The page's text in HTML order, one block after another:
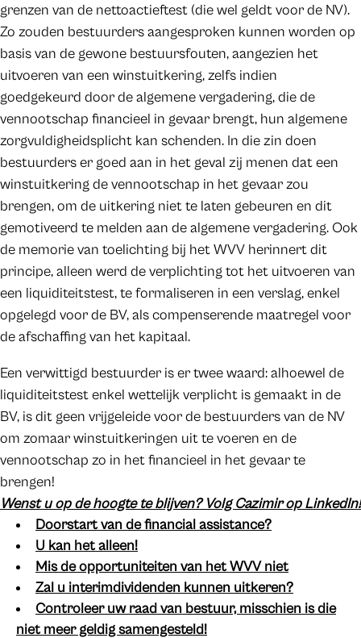
grenzen van de nettoactieftest (die wel geldt voor de NV).
Zo zouden bestuurders aangesproken kunnen worden op
basis van de gewone bestuursfouten, aangezien het
uitvoeren van een winstuitkering, zelfs indien
goedgekeurd door de algemene vergadering, die de
vennootschap financieel in gevaar brengt, hun algemene
zorgvuldigheidsplicht kan schenden. In die zin doen
bestuurders er goed aan in het geval zij menen dat een
winstuitkering de vennootschap in het gevaar zou
brengen, om de uitkering niet te laten gebeuren en dit
gemotiveerd te melden aan de algemene vergadering. Ook
de memorie van toelichting bij het WVV herinnert dit
principe, alleen werd de verplichting tot het uitvoeren van
een liquiditeitstest, te formaliseren in een verslag, enkel
opgelegd voor de BV, als compenserende maatregel voor
de afschaffing van het kapitaal.
Een verwittigd bestuurder is er twee waard: alhoewel de
liquiditeitstest enkel wettelijk verplicht is gemaakt in de
BV, is dit geen vrijgeleide voor de bestuurders van de NV
om zomaar winstuitkeringen uit te voeren en de
vennootschap zo in het financieel in het gevaar te
brengen!
Wenst u op de hoogte te blijven? Volg Cazimir op LinkedIn!
Doorstart van de financial assistance?
U kan het alleen!
Mis de opportuniteiten van het WVV niet
Zal u interimdividenden kunnen uitkeren?
Controleer uw raad van bestuur, misschien is die
niet meer geldig samengesteld!